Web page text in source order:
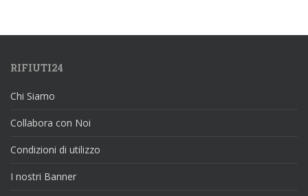
RIFIUTI24
Chi Siamo
Collabora con Noi
Condizioni di utilizzo
I nostri Banner